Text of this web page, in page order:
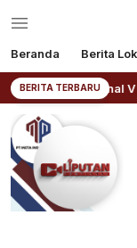
Beranda Berita
BERITA TERBARU
V Awali